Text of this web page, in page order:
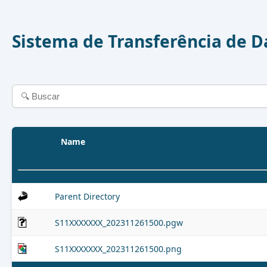
Sistema de Transferência de
Name
Parent Directory
S11XXXXXXX_202311261500.pgw
S11XXXXXXX_202311261500.png